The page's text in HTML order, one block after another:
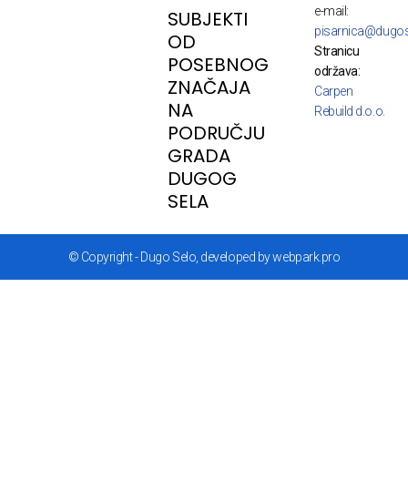
SUBJEKTI
OD
POSEBNOG
ZNAČAJA
NA
PODRUČJU
GRADA
DUGOG
SELA
e-mail:
Stranicu
održava:
Carpen
Rebuild d.o.o.
© Copyright - Dugo Selo, developed by webpark.pro